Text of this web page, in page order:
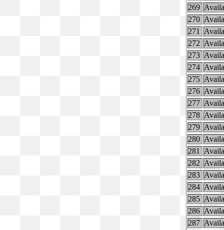
269
270
271
272
273
274
275
276
277
278
279
280
281
282
283
284
285
286
287